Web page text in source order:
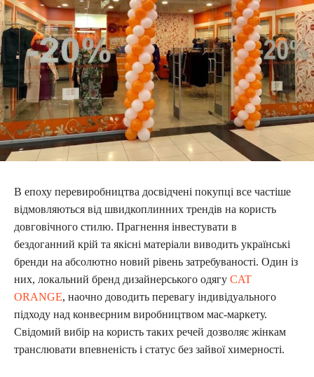
В епоху перевиробництва досвідчені покупці все частіше
відмовляються від швидкоплинних трендів на користь
довговічного стилю. Прагнення інвестувати в
бездоганний крій та якісні матеріали виводить українські
бренди на абсолютно новий рівень затребуваності. Один із
них, локальний бренд дизайнерського одягу CAT
ORANGE, наочно доводить перевагу індивідуального
підходу над конвеєрним виробництвом мас-маркету.
Свідомий вибір на користь таких речей дозволяє жінкам
транслювати впевненість і статус без зайвої химерності.